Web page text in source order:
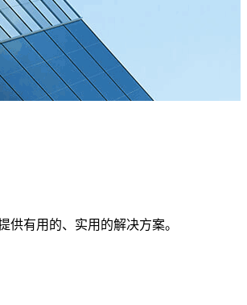
供有用的、实用的解决方案。